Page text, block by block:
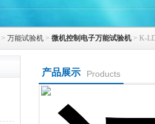
> 万能试验机 > 微机控制电子万能试验机> K-
产品展示 Products